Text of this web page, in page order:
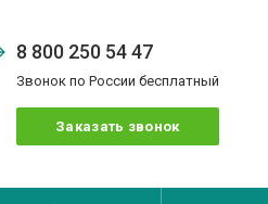
8 800 250 54 47
Звонок по России бесплатный
Заказать звонок